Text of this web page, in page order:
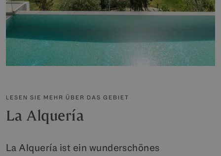
LESEN SIE MEHR ÜBER DAS GEBIET
La Alquería
La Alquería ist ein wunderschönes